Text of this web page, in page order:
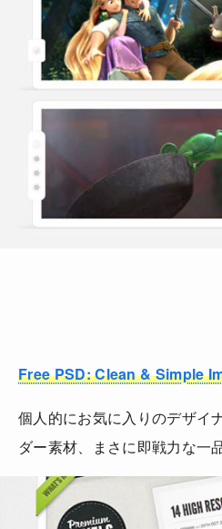
Free PSD: Clean & Simple
個人的にお気に入りのデザイ
ダー素材、まさに即戦力な一品